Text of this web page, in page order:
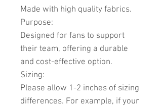
Made with high quality fabrics.
Purpose:
Designed for fans to support
their team, offering a durable
and cost-effective option.
Sizing:
Please allow 1-2 inches of sizing
differences. For example, if your